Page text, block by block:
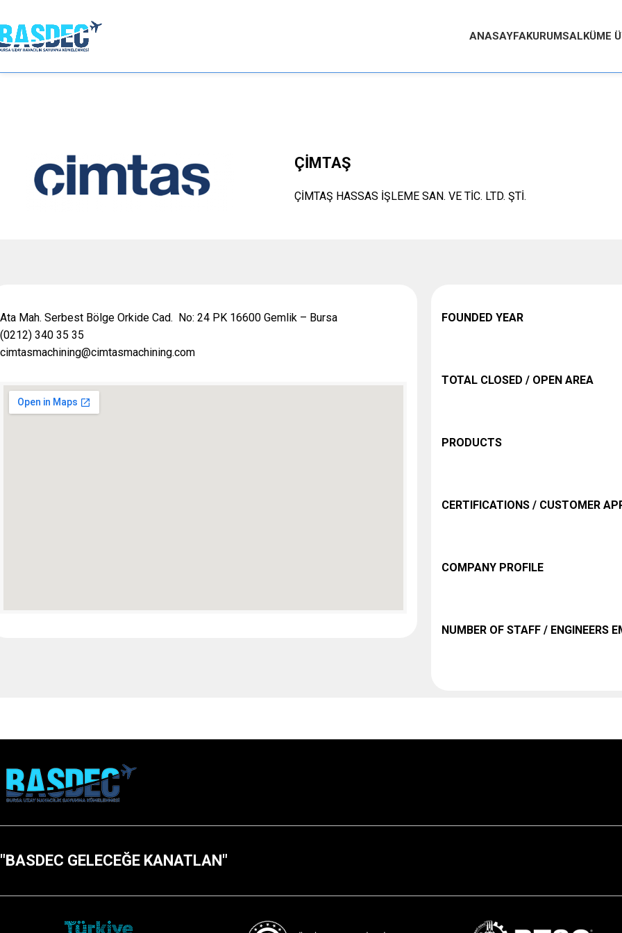
ANASAYFAKURUMSALKÜME
ÇİMTAŞ
ÇİMTAŞ HASSAS İŞLEME SAN. VE TİC. LTD. ŞTİ.
Ata Mah. Serbest Bölge Orkide Cad. No: 24 PK 16600 Gemlik – Bursa
(0212) 340 35 35
cimtasmachining@cimtasmachining.com
FOUNDED YEAR
TOTAL CLOSED / OPEN AREA
PRODUCTS
CERTIFICATIONS / CUSTOMER
COMPANY PROFILE
NUMBER OF STAFF / ENGINEERS
"BASDEC GELECEĞE KANATLAN"